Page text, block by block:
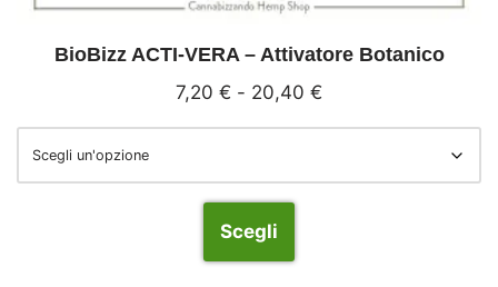
BioBizz ACTI-VERA – Attivatore Botanico
7,20 € - 20,40 €
Scegli